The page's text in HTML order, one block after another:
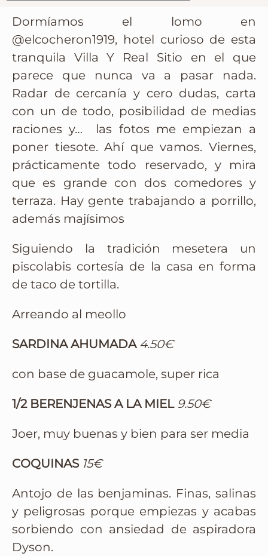
Dormíamos el lomo en
@elcocheron1919, hotel curioso de esta
tranquila Villa Y Real Sitio en el que
parece que nunca va a pasar nada.
Radar de cercanía y cero dudas, carta
con un de todo, posibilidad de medias
raciones y… las fotos me empiezan a
poner tiesote. Ahí que vamos. Viernes,
prácticamente todo reservado, y mira
que es grande con dos comedores y
terraza. Hay gente trabajando a porrillo,
además majísimos
Siguiendo la tradición mesetera un
piscolabis cortesía de la casa en forma
de taco de tortilla.
Arreando al meollo
SARDINA AHUMADA 4.50€
con base de guacamole, super rica
1/2 BERENJENAS A LA MIEL 9.50€
Joer, muy buenas y bien para ser media
COQUINAS15€
Antojo de las benjaminas. Finas, salinas
y peligrosas porque empiezas y acabas
sorbiendo con ansiedad de aspiradora
Dyson.